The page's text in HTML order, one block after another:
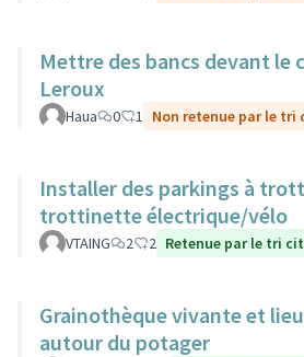
Mettre des bancs devant le
Leroux
Haua 0 1 Non retenue par le tri
Installer des parkings à
trottinette électrique/vélo
VTAING 2 2 Retenue par le tri
Grainothèque vivante et
autour du potager